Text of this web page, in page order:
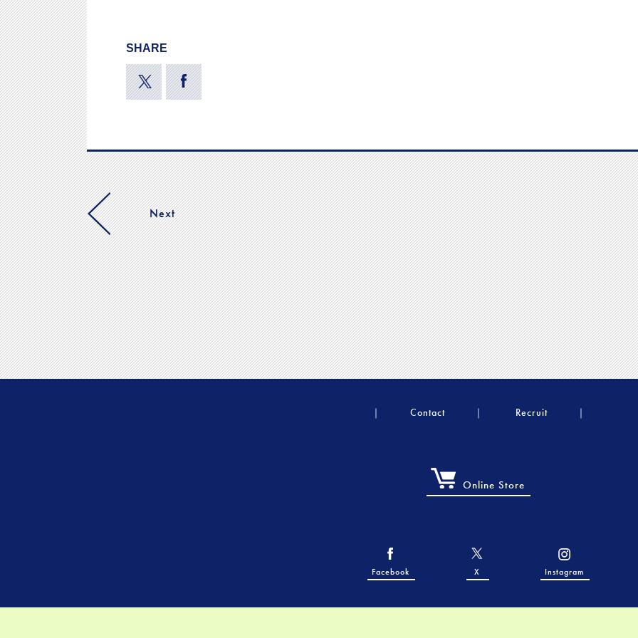
SHARE
Next
Contact Recruit
Online Store
Facebook X Instagram